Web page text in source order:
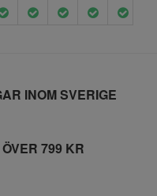
INOM SVERIGE
799 KR